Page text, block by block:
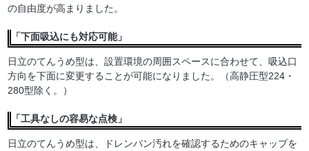
の自由度が高まりました。
「下面吸込にも対応可能」
日立のてんうめ型は、設置環境の周囲スペースに合わせて、吸込口
方向を下面に変更することが可能になりました。（高静圧型224・
280型除く。）
「工具なしの容易な点検」
日立のてんうめ型は、ドレンパン汚れを確認するためのキャップを